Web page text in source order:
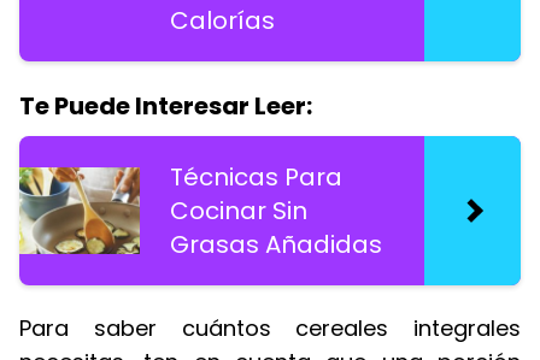
Calorías
Te Puede Interesar Leer:
Técnicas Para
Cocinar Sin
Grasas Añadidas
Para saber cuántos cereales integrales